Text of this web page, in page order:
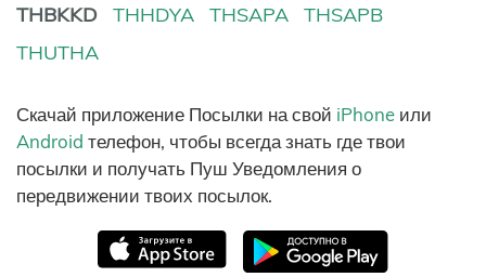
THBKKD
THHDYA THSAPA
THSAPB
THUTHA
Скачай приложение Посылки на свой iPhone или
Android телефон, чтобы всегда знать где твои
посылки и получать Пуш Уведомления о
передвижении твоих посылок.